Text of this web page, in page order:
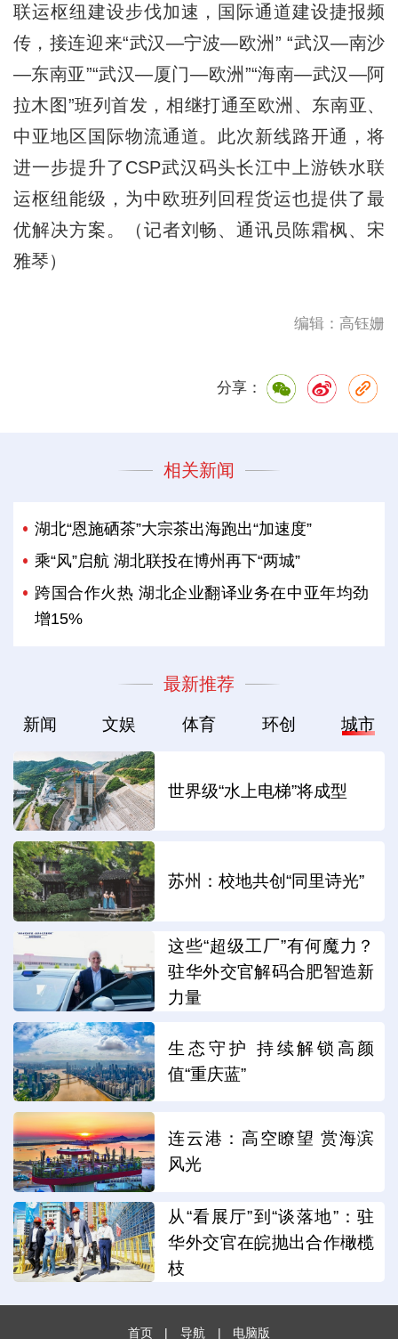
联运枢纽建设步伐加速，国际通道建设捷报频
传，接连迎来“武汉—宁波—欧洲” “武汉—南沙
—东南亚”“武汉—厦门—欧洲”“海南—武汉—阿
拉木图”班列首发，相继打通至欧洲、东南亚、
中亚地区国际物流通道。此次新线路开通，将
进一步提升了CSP武汉码头长江中上游铁水联
运枢纽能级，为中欧班列回程货运也提供了最
优解决方案。（记者刘畅、通讯员陈霜枫、宋
雅琴）
编辑：高钰姗
分享：
相关新闻
湖北“恩施硒茶”大宗茶出海跑出“加速度”
乘“风”启航 湖北联投在博州再下“两城”
跨国合作火热 湖北企业翻译业务在中亚年均劲
增15%
最新推荐
新闻 文娱 体育 环创 城市
世界级“水上电梯”将成型
苏州：校地共创“同里诗光”
这些“超级工厂”有何魔力？
驻华外交官解码合肥智造新
力量
生态守护 持续解锁高颜
值“重庆蓝”
连云港：高空瞭望 赏海滨
风光
从“看展厅”到“谈落地”：驻
华外交官在皖抛出合作橄榄
枝
首页 | 导航 | 电脑版